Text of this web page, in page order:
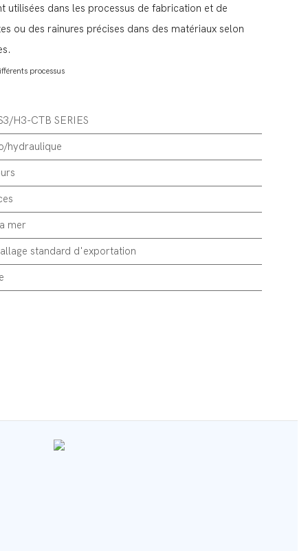
utilisées dans les processus de fabrication et de
ou des rainures précises dans des matériaux selon
processus
H3-CTB SERIES
hydraulique
mer
standard d'exportation